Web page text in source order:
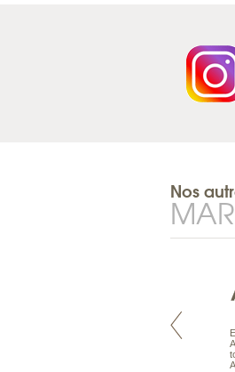
Nos
Pacifique à la carte est le spécialiste